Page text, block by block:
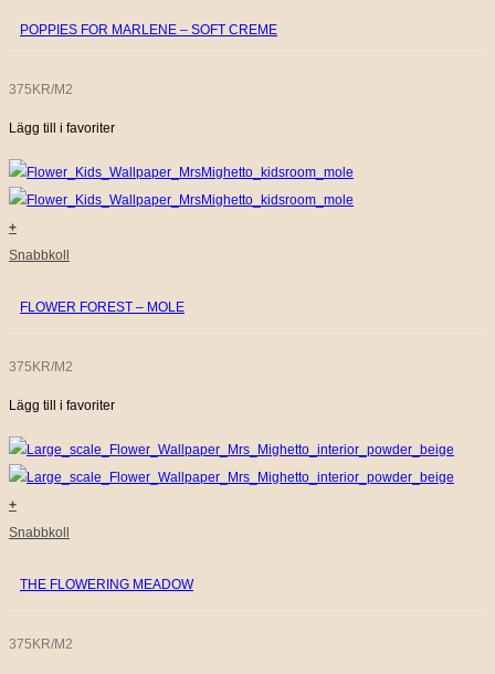
POPPIES FOR MARLENE – SOFT CREME
375KR/M2
Lägg till i favoriter
+
Snabbkoll
FLOWER FOREST – MOLE
375KR/M2
Lägg till i favoriter
+
Snabbkoll
THE FLOWERING MEADOW
375KR/M2